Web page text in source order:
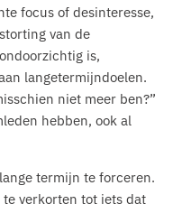
focus of desinteresse,
van de
is,
langetermijndoelen.
niet meer ben?”
hebben, ook al
termijn te forceren.
verkorten tot iets dat